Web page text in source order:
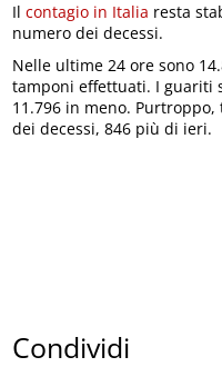
Ilcontagio in Italia resta
numero dei decessi.
Nelle ultime 24 ore sono
tamponi effettuati. I guariti
11.796 in meno.
dei decessi, 846 più di ieri.
Condividi